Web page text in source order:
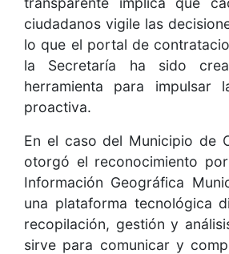
ciudadanos vigile las
lo que el portal de
la Secretaría ha sido
herramienta para impulsar
proactiva.
En el caso del Municipio de
otorgó el reconocimiento
Información Geográfica
una plataforma tecnológica
recopilación, gestión y
sirve para comunicar y